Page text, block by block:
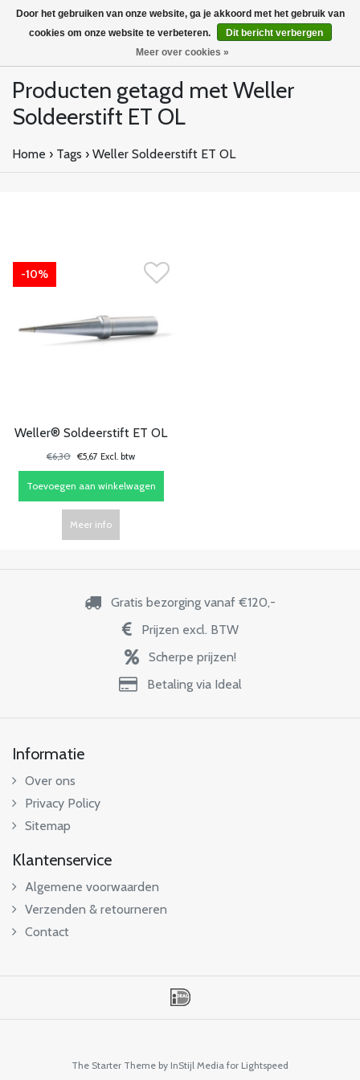
Producten getagd met Weller
Soldeerstift ET OL
Home › Tags › Weller Soldeerstift ET OL
-10%
Weller® Soldeerstift ET OL
€6,30 €5,67 Excl. btw
Toevoegen aan winkelwagen
Meer info
Gratis bezorging vanaf €120,-
Prijzen excl. BTW
Scherpe prijzen!
Betaling via Ideal
Informatie
Over ons
Privacy Policy
Sitemap
Klantenservice
Algemene voorwaarden
Verzenden & retourneren
Contact
The Starter Theme by InStijl Media for Lightspeed
Door het gebruiken van onze website, ga je akkoord met het gebruik van
cookies om onze website te verbeteren.
Dit bericht verbergen
Meer over cookies »